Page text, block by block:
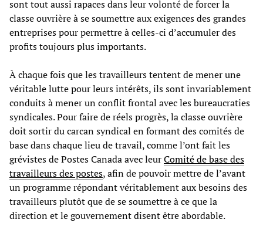
sont tout aussi rapaces dans leur volonté de forcer la
classe ouvrière à se soumettre aux exigences des grandes
entreprises pour permettre à celles-ci d’accumuler des
profits toujours plus importants.
À chaque fois que les travailleurs tentent de mener une
véritable lutte pour leurs intérêts, ils sont invariablement
conduits à mener un conflit frontal avec les bureaucraties
syndicales. Pour faire de réels progrès, la classe ouvrière
doit sortir du carcan syndical en formant des comités de
base dans chaque lieu de travail, comme l’ont fait les
grévistes de Postes Canada avec leurComité de base des
travailleurs des postes, afin de pouvoir mettre de l’avant
un programme répondant véritablement aux besoins des
travailleurs plutôt que de se soumettre à ce que la
direction et le gouvernement disent être abordable.